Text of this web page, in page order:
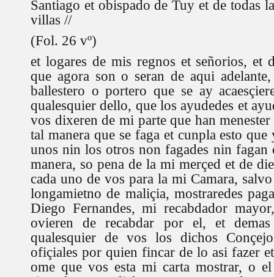
Santiago et obispado de Tuy et de todas
villas //
(Fol. 26 vº)
et logares de mis regnos et señorios, et
que agora son o seran de aqui
ballestero o portero que se ay
qualesquier dello, que los ayudedes et
vos dixeren de mi parte que han
tal manera que se faga et cunpla esto
unos nin los otros non fagades nin fagan
manera, so pena de la mi merçed et de
cada uno de vos para la mi Camara,
longamietno de maliçia, mostraredes
Diego Fernandes, mi recabdador
ovieren de recabdar por el, et
qualesquier de vos los dichos
ofiçiales por quien fincar de lo asi fazer
ome que vos esta mi carta mostrar, o